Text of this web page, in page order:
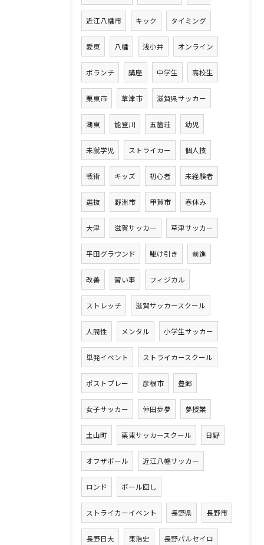
近江八幡市 キック タイミング
愛東 八幡 浅小井 オンライン
ボランチ 講座 中学生 高校生
栗東市 草津市 滋賀県サッカー
湖東 能登川 五箇荘 幼児
未就学児 ストライカー 個人技
戦術 キッズ 初心者 未経験者
選抜 野洲市 甲賀市 春休み
大津 滋賀サッカー 草津サッカー
平田グラウンド 駆け引き 前進
改善 習い事 フィジカル
ストレッチ 滋賀サッカースクール
人間性 メンタル 小学生サッカー
単発イベント ストライカースクール
ポストプレー 彦根市 豊郷
女子サッカー 仲田歩夢 夢授業
土山町 栗東サッカースクール 日野
オフザボール 近江八幡サッカー
ロンド ボール回し
ストライカーイベント 長野県 長野市
長野日大 東浩史 長野パルセイロ